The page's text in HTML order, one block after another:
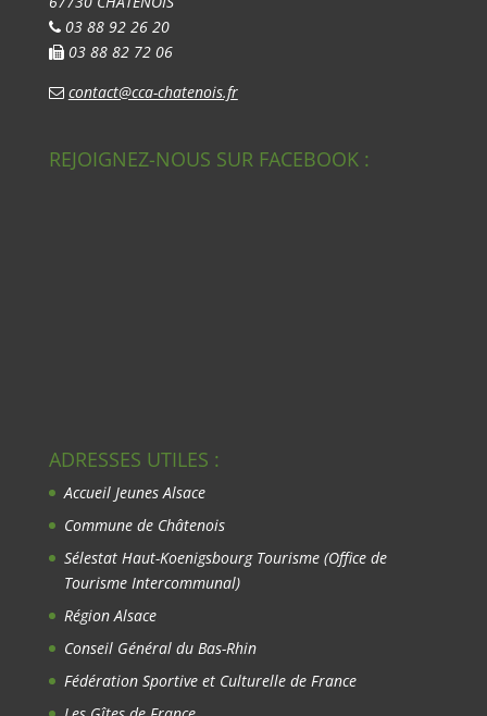
03 88 92 26 20
03 88 82 72 06
contact@cca-chatenois.fr
REJOIGNEZ-NOUS SUR FACEBOOK :
ADRESSES UTILES :
Accueil Jeunes Alsace
Commune de Châtenois
Sélestat Haut-Koenigsbourg Tourisme (Office de
Tourisme Intercommunal)
Région Alsace
Conseil Général du Bas-Rhin
Fédération Sportive et Culturelle de France